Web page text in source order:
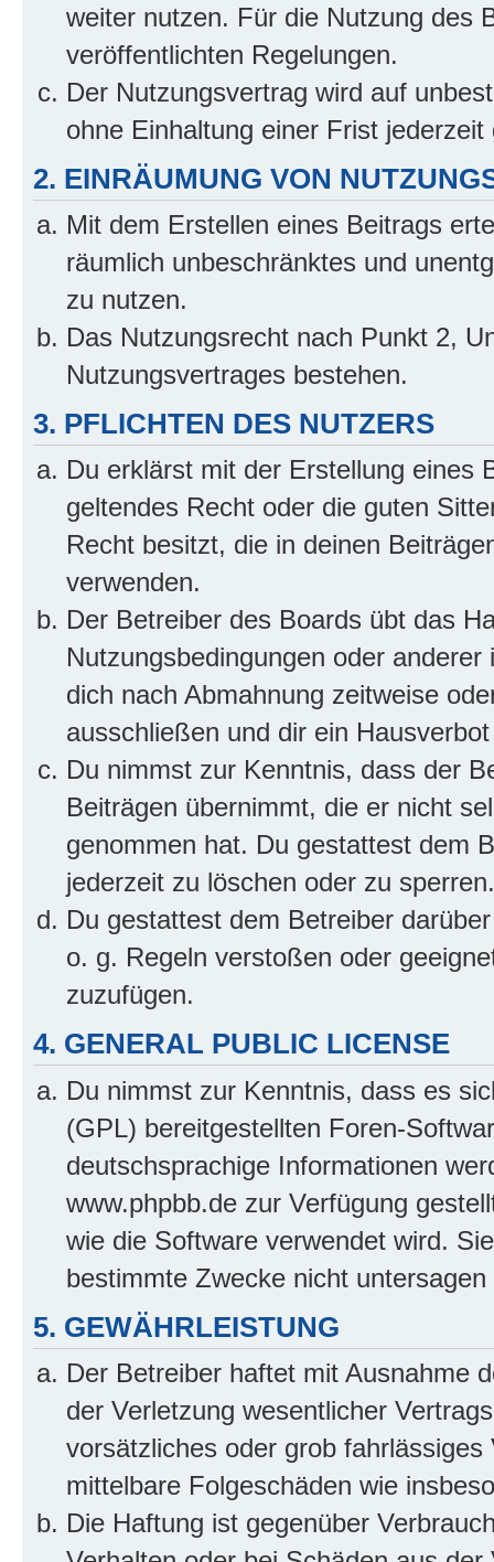
weiter nutzen. Für die Nutzung des
veröffentlichten Regelungen.
Der Nutzungsvertrag wird auf
ohne Einhaltung einer Frist
2. EINRÄUMUNG VON
Mit dem Erstellen eines Beitrags
räumlich unbeschränktes und
zu nutzen.
Das Nutzungsrecht nach Punkt 2,
Nutzungsvertrages bestehen.
3. PFLICHTEN DES NUTZERS
Du erklärst mit der Erstellung eines
geltendes Recht oder die guten
Recht besitzt, die in deinen
verwenden.
Der Betreiber des Boards übt das
Nutzungsbedingungen oder
dich nach Abmahnung zeitweise
ausschließen und dir ein
Du nimmst zur Kenntnis, dass der
Beiträgen übernimmt, die er nicht
genommen hat. Du gestattest dem
jederzeit zu löschen oder zu sperren.
Du gestattest dem Betreiber
o. g. Regeln verstoßen oder
zuzufügen.
4. GENERAL PUBLIC LICENSE
Du nimmst zur Kenntnis, dass es
(GPL) bereitgestellten Foren-
deutschsprachige Informationen
www.phpbb.de zur Verfügung
wie die Software verwendet wird.
bestimmte Zwecke nicht
5. GEWÄHRLEISTUNG
Der Betreiber haftet mit Ausnahme
der Verletzung wesentlicher
vorsätzliches oder grob
mittelbare Folgeschäden wie
Die Haftung ist gegenüber